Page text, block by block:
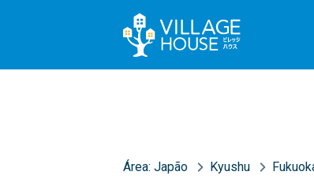
Área: Japão Kyushu